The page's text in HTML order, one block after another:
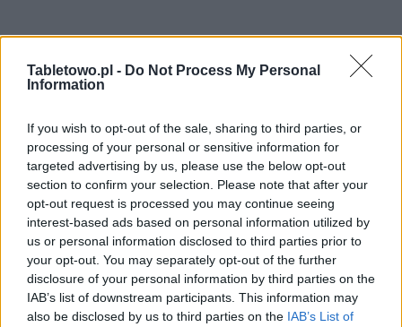
Tabletowo.pl - Do Not Process My Personal
Information
If you wish to opt-out of the sale, sharing to third parties, or
processing of your personal or sensitive information for
targeted advertising by us, please use the below opt-out
section to confirm your selection. Please note that after your
opt-out request is processed you may continue seeing
interest-based ads based on personal information utilized by
us or personal information disclosed to third parties prior to
your opt-out. You may separately opt-out of the further
disclosure of your personal information by third parties on the
IAB’s list of downstream participants. This information may
also be disclosed by us to third parties on the IAB’s List of